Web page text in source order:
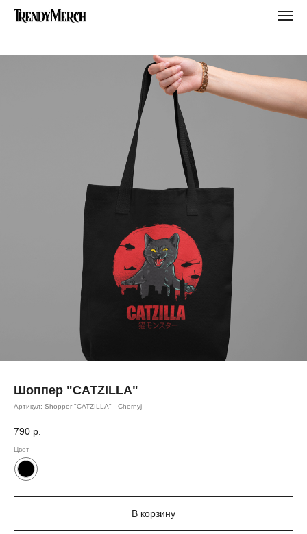
Шоппер "CATZILLA"
Артикул: Shopper "CATZILLA" - Chernyj
790 р.
Цвет
В корзину